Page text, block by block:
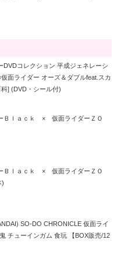
DVDコレクション 平成ジェネレーシ
面ライダー オーズ＆ダブルfeat.スカ
] (DVD・シール付)
Ｂｌａｃｋ × 仮面ライダーＺＯ
Ｂｌａｃｋ × 仮面ライダーＺＯ
)
SO-DO CHRONICLE 仮面ライ
チューインガム 食玩 【BOX販売/12